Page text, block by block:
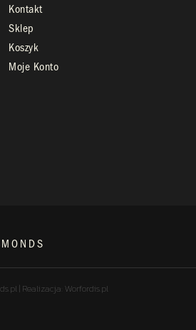
Kontakt
Sklep
Koszyk
Moje Konto
| Realizacja: Worfordis.pl